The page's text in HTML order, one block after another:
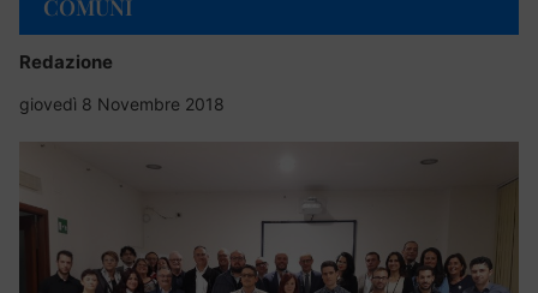
COMUNI
Redazione
giovedì 8 Novembre 2018